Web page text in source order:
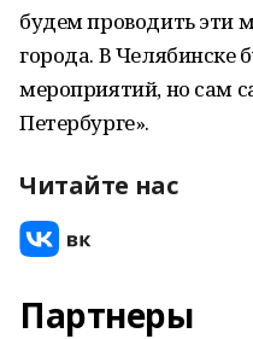
будем проводить эти
города. В Челябинске
мероприятий, но сам
Петербурге».
Читайте нас
Партнеры